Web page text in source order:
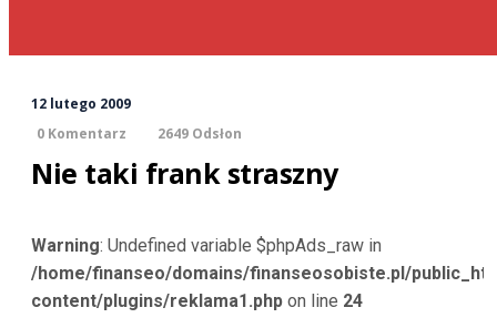
12 lutego 2009
0 Komentarz
2649 Odsłon
Nie taki frank straszny
Warning: Undefined variable $phpAds_raw in
/home/finanseo/domains/finanseosobiste.pl/
content/plugins/reklama1.php on line 24